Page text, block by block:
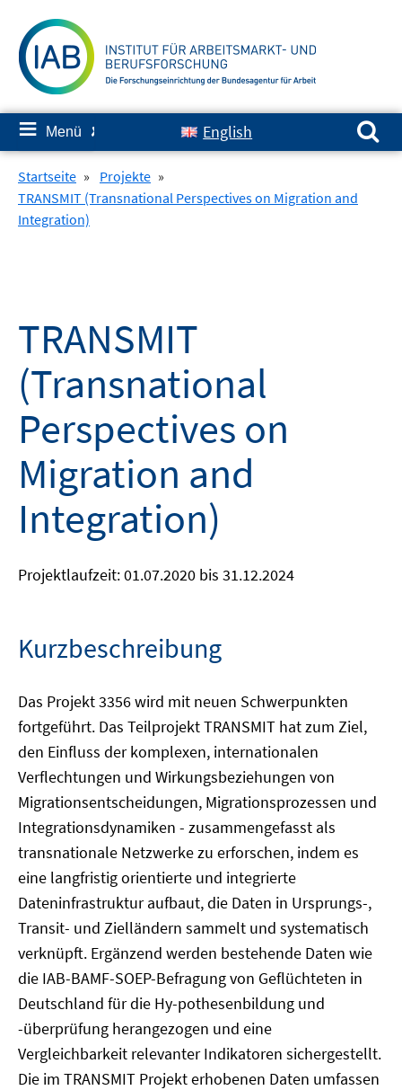
zum
Inhalt
≡ Menü ✘ English
Suchen nach:
Startseite » Projekte »
TRANSMIT (Transnational Perspectives on Migration and
Integration)
TRANSMIT
(Transnational
Perspectives on
Migration and
Integration)
Projektlaufzeit: 01.07.2020 bis 31.12.2024
Kurzbeschreibung
Das Projekt 3356 wird mit neuen Schwerpunkten
fortgeführt. Das Teilprojekt TRANSMIT hat zum Ziel,
den Einfluss der komplexen, internationalen
Verflechtungen und Wirkungsbeziehungen von
Migrationsentscheidungen, Migrationsprozessen und
Integrationsdynamiken - zusammengefasst als
transnationale Netzwerke zu erforschen, indem es
eine langfristig orientierte und integrierte
Dateninfrastruktur aufbaut, die Daten in Ursprungs-,
Transit- und Zielländern sammelt und systematisch
verknüpft. Ergänzend werden bestehende Daten wie
die IAB-BAMF-SOEP-Befragung von Geflüchteten in
Deutschland für die Hy-pothesenbildung und
-überprüfung herangezogen und eine
Vergleichbarkeit relevanter Indikatoren sichergestellt.
Die im TRANSMIT Projekt erhobenen Daten umfassen